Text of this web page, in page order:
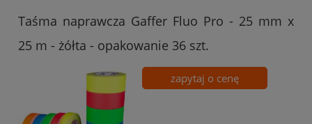
Taśma naprawcza Gaffer Fluo Pro - 25 mm x
25 m - żółta - opakowanie 36 szt.
zapytaj o cenę